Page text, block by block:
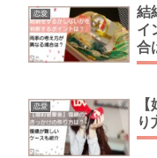
恋愛
結
イ
合
恋愛
り